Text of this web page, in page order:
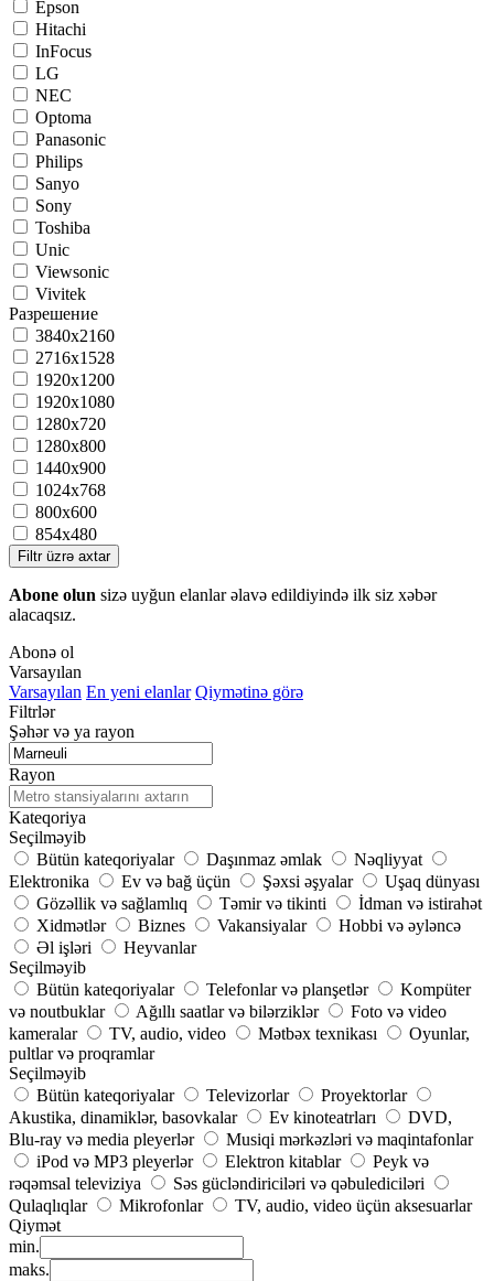
Epson
Hitachi
InFocus
LG
NEC
Optoma
Panasonic
Philips
Sanyo
Sony
Toshiba
Unic
Viewsonic
Vivitek
Разрешение
3840x2160
2716x1528
1920х1200
1920х1080
1280x720
1280x800
1440x900
1024x768
800x600
854х480
Filtr üzrə axtar
Abone olun sizə uyğun elanlar əlavə edildiyində ilk siz xəbər
alacaqsız.
Abonə ol
Varsayılan
Varsayılan En yeni elanlar Qiymətinə görə
Filtrlər
Şəhər və ya rayon
Rayon
Kateqoriya
Seçilməyib
Bütün kateqoriyalar
Daşınmaz əmlak
Nəqliyyat
Elektronika
Ev və bağ üçün Şəxsi əşyalar
Uşaq dünyası
Gözəllik və sağlamlıq
Təmir və tikinti
İdman və istirahət
Xidmətlər
Biznes Vakansiyalar
Hobbi və əyləncə
Əl işləri
Heyvanlar
Seçilməyib
Bütün kateqoriyalar
Telefonlar və planşetlər
Kompüter
və noutbuklar
Ağıllı saatlar və bilərziklər
Foto və video
kameralar
TV, audio, video Mətbəx texnikası
Oyunlar,
pultlar və proqramlar
Seçilməyib
Bütün kateqoriyalar
Televizorlar
Proyektorlar
Akustika, dinamiklər, basovkalar
Ev kinoteatrları
DVD,
Blu-ray və media pleyerlər
Musiqi mərkəzləri və maqintafonlar
iPod və MP3 pleyerlər
Elektron kitablar
Peyk və
rəqəmsal televiziya
Səs gücləndiriciləri və qəbulediciləri
Qulaqlıqlar
Mikrofonlar
TV, audio, video üçün aksesuarlar
Qiymət
min.
maks.